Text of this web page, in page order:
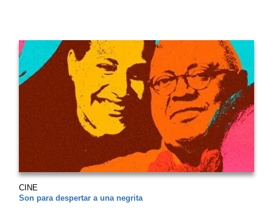
CINE
Son para despertar a una negrita